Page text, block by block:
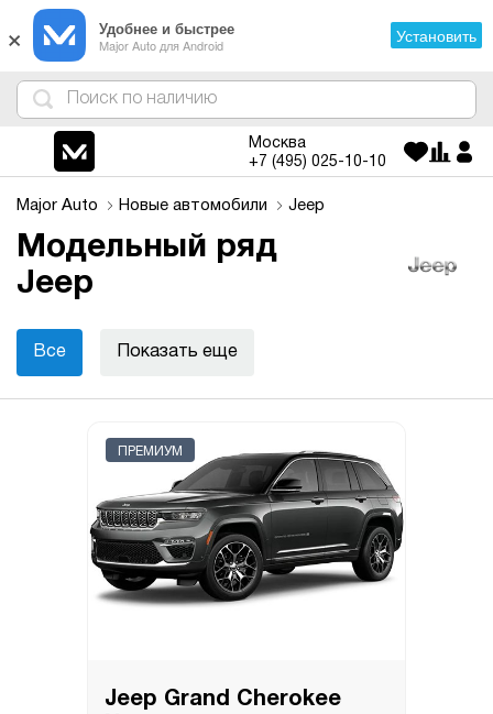
4
1
3
2
Москва
+7 (495) 025-10-10
Major Auto Новые автомобили Jeep
Модельный ряд
Jeep
Все Показать еще
ПРЕМИУМ
Jeep Grand Cherokee
× Удобнее и быстрее
Major Auto для Android Установить